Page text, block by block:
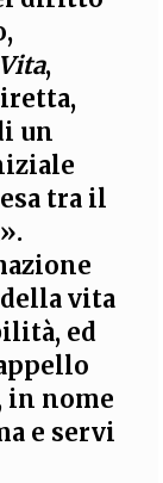
,
un
tra il
vita
ed
in nome
e servi